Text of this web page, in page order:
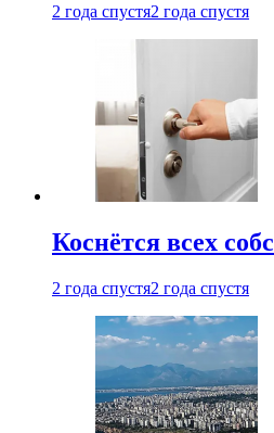
2 года спустя2 года спустя
Коснётся всех
2 года спустя2 года спустя